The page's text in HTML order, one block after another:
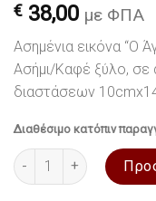
€ 38,00 με ΦΠΑ
Ασημένια εικόνα “Ο
Ασήμι/Καφέ ξύλο,
διαστάσεων
Διαθέσιμο κατόπιν
Εικόνα ασημένια Ο